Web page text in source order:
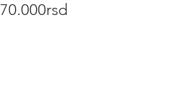
70.000rsd